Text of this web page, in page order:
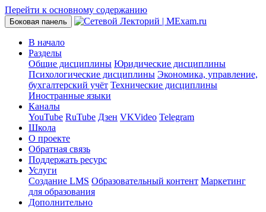
Перейти к основному содержанию
Боковая панель
В начало
Разделы
Общие дисциплины Юридические дисциплины
Психологические дисциплины Экономика, управление,
бухгалтерский учёт Технические дисциплины
Иностранные языки
Каналы
YouTube RuTube Дзен VKVideo Telegram
Школа
О проекте
Обратная связь
Поддержать ресурс
Услуги
Создание LMS Образовательный контент Маркетинг
для образования
Дополнительно